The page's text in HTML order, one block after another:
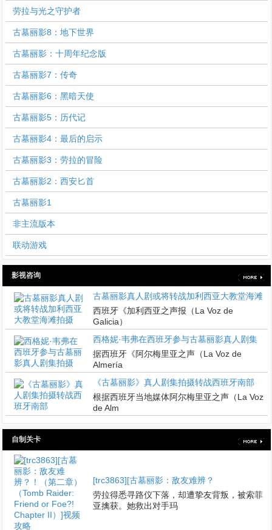
劳拉与光之守护者
古墓丽影8：地下世界
古墓丽影：十周年纪念版
古墓丽影7：传奇
古墓丽影6：黑暗天使
古墓丽影5：历代记
古墓丽影4：最后的启示
古墓丽影3：劳拉的冒险
古墓丽影2：西安匕首
古墓丽影1
非主流版本
联动游戏
影视咨询
古墓丽影真人剧或将转战加利西亚大教堂海滩
西班牙《加利西亚之声报（La Voz de
Galicia）
西格妮·韦弗在西班牙参与古墓丽影真人剧集
据西班牙《阿尔梅里亚之声（La Voz de
Almería
《古墓丽影》真人剧集拍摄转战西班牙南部
根据西班牙当地媒体阿尔梅里亚之声（La Voz
de Alm
自制关卡
[trc3863][古墓丽影：敌友难辨？
劳拉得悉寻路仪下落，却遭挚友背叛，被索菲
亚擒获。她救出对手玛